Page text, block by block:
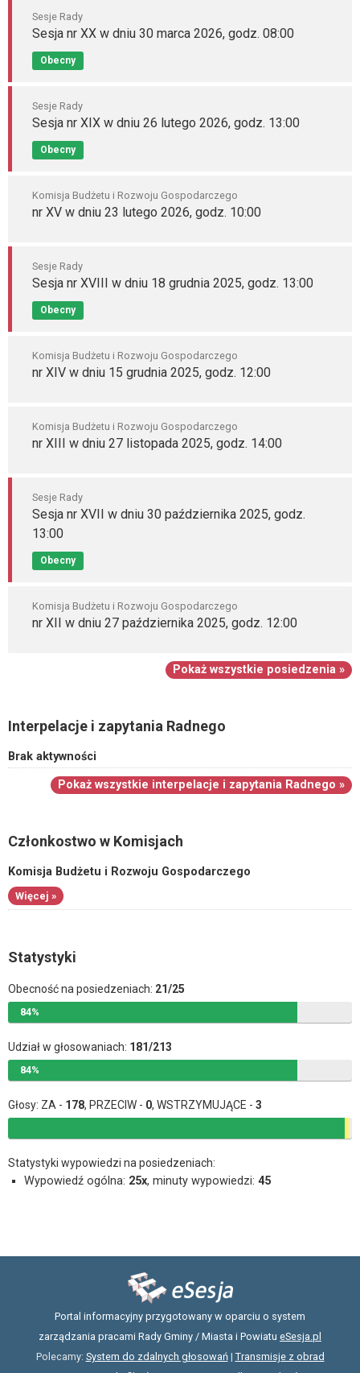
Sesje Rady
Sesja nr XX w dniu 30 marca 2026, godz. 08:00
Obecny
Sesje Rady
Sesja nr XIX w dniu 26 lutego 2026, godz. 13:00
Obecny
Komisja Budżetu i Rozwoju Gospodarczego
nr XV w dniu 23 lutego 2026, godz. 10:00
Sesje Rady
Sesja nr XVIII w dniu 18 grudnia 2025, godz. 13:00
Obecny
Komisja Budżetu i Rozwoju Gospodarczego
nr XIV w dniu 15 grudnia 2025, godz. 12:00
Komisja Budżetu i Rozwoju Gospodarczego
nr XIII w dniu 27 listopada 2025, godz. 14:00
Sesje Rady
Sesja nr XVII w dniu 30 października 2025, godz.
13:00
Obecny
Komisja Budżetu i Rozwoju Gospodarczego
nr XII w dniu 27 października 2025, godz. 12:00
Pokaż wszystkie posiedzenia »
Interpelacje i zapytania Radnego
Brak aktywności
Pokaż wszystkie interpelacje i zapytania Radnego »
Członkostwo w Komisjach
Komisja Budżetu i Rozwoju Gospodarczego
Więcej »
Statystyki
Obecność na posiedzeniach: 21/25
84%
Udział w głosowaniach: 181/213
84%
Głosy: ZA - 178, PRZECIW - 0, WSTRZYMUJĄCE - 3
Statystyki wypowiedzi na posiedzeniach:
Wypowiedź ogólna: 25x, minuty wypowiedzi: 45
Portal informacyjny przygotowany w oparciu o system
zarządzania pracami Rady Gminy / Miasta i Powiatu eSesja.pl
Polecamy: System do zdalnych głosowań| Transmisje z obrad